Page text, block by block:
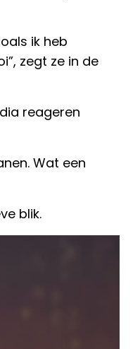
ik heb
zegt ze in de
reageren
Wat een
blik.